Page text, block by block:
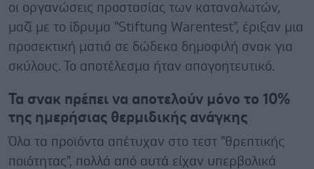
οι οργανώσεις προστασίας των καταναλωτών,
μαζί με το ίδρυμα "Stiftung Warentest", έριξαν μια
προσεκτική ματιά σε δώδεκα δημοφιλή σνακ για
σκύλους. Το αποτέλεσμα ήταν απογοητευτικό.
Τα σνακ πρέπει να αποτελούν μόνο το 10%
της ημερήσιας θερμιδικής ανάγκης
Όλα τα προϊόντα απέτυχαν στο τεστ "θρεπτικής
ποιότητας", πολλά από αυτά είχαν υπερβολικά